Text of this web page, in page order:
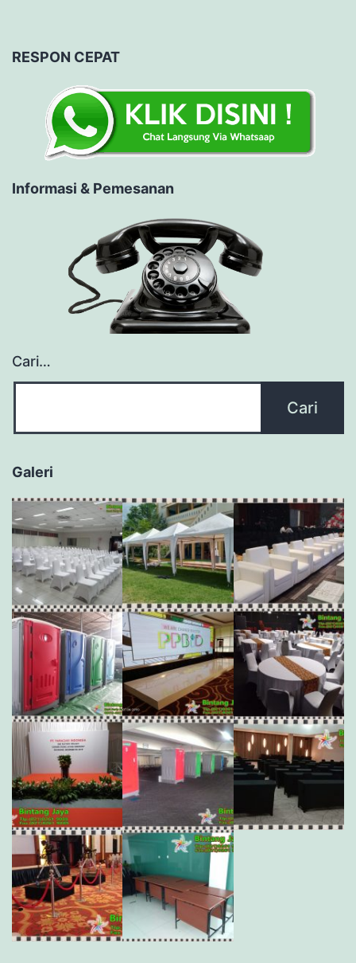
RESPON CEPAT
Informasi & Pemesanan
Cari…
Galeri